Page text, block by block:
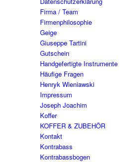
Firma / Team
Firmenphilosophie
Geige
Giuseppe Tartini
Gutschein
Handgefertigte Instrumente
Häufige Fragen
Henryk Wieniawski
Impressum
Joseph Joachim
Koffer
KOFFER & ZUBEHÖR
Kontakt
Kontrabass
Kontrabassbogen